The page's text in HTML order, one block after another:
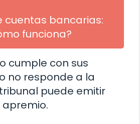
cuentas bancarias:
funciona?
cumple con sus
no responde a la
puede emitir